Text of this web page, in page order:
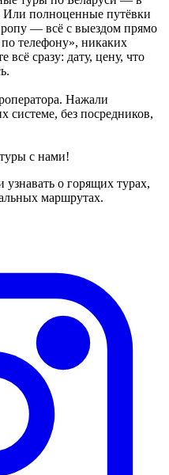
полноценные путёвки
— всё с выездом прямо
телефону», никаких
сразу: дату, цену, что
Нажали
без посредников,
с нами!
о горящих турах,
маршрутах.